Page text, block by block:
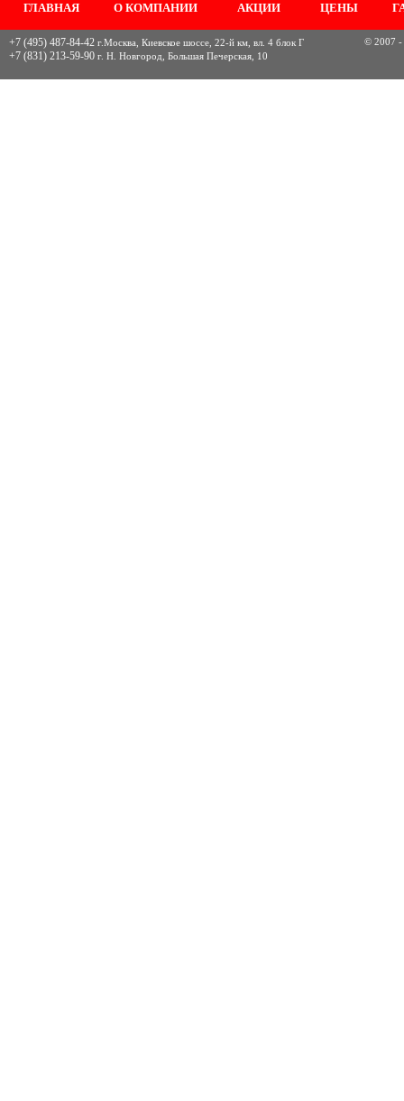
ГЛАВНАЯ О КОМПАНИИ АКЦИИ ЦЕНЫ
+7 (495) 487-84-42 г.Москва, Киевское шоссе, 22-й км, вл. 4 блок Г
+7 (831) 213-59-90 г. Н. Новгород, Большая Печерская, 10
© 2007